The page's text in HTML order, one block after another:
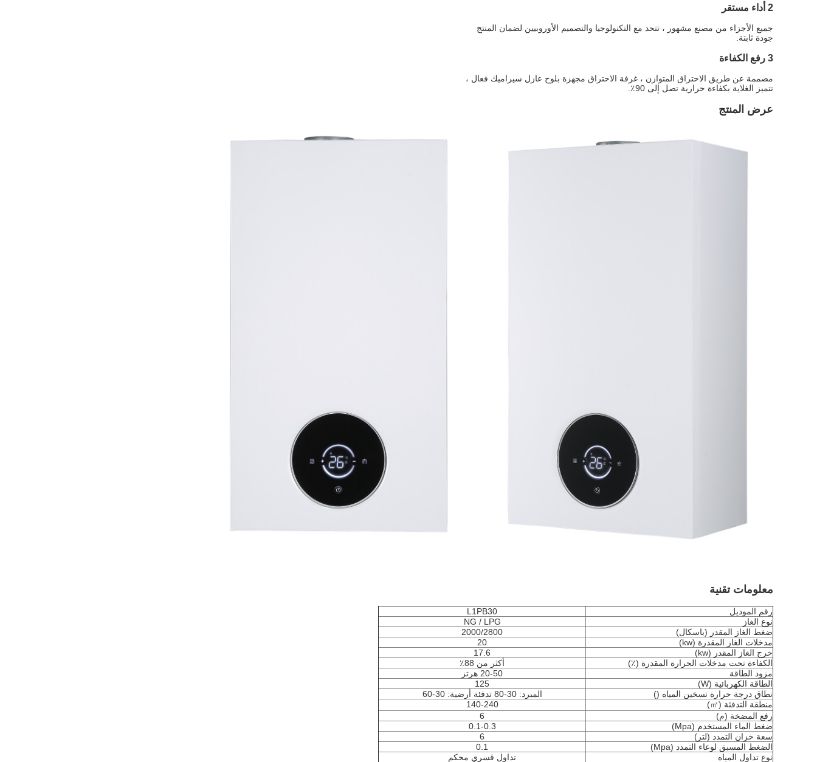
2 أداء مستقر
جميع الأجزاء من مصنع مشهور ، تتحد مع التكنولوجيا والتصميم الأوروبيين لضمان المنتج
جودة ثابتة.
3 رفع الكفاءة
مصممة عن طريق الاحتراق المتوازن ، غرفة الاحتراق مجهزة بلوح عازل سيراميك فعال ،
تتميز الغلاية بكفاءة حرارية تصل إلى 90٪.
عرض المنتج
معلومات تقنية
رقم الموديل
L1PB30
نوع الغاز
NG / LPG
ضغط الغاز المقدر (باسكال)
2000/2800
مدخلات الغاز المقدرة (kw)
20
خرج الغاز المقدر (kw)
17.6
الكفاءة تحت مدخلات الحرارة المقدرة (٪)
أكثر من 88٪
مزود الطاقة
20-50 هرتز
الطاقة الكهربائية (W)
125
نطاق درجة حرارة تسخين المياه ()
المبرد: 30-80 تدفئة أرضية: 30-60
منطقة التدفئة (㎡)
140-240
رفع المضخة (م)
6
ضغط الماء المستخدم (Mpa)
0.1-0.3
سعة خزان التمدد (لتر)
6
الضغط المسبق لوعاء التمدد (Mpa)
0.1
نوع تداول المياه
تداول قسري محكم